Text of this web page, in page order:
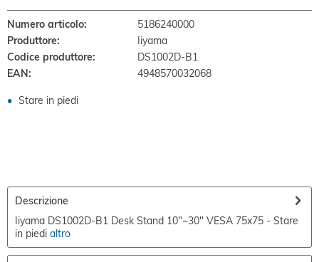
Numero articolo:
5186240000
Produttore:
Iiyama
Codice produttore:
DS1002D-B1
EAN:
4948570032068
Stare in piedi
Descrizione
Iiyama DS1002D-B1 Desk Stand 10"~30" VESA 75x75 - Stare
in piedi altro